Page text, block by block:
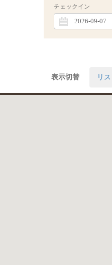
チェックイン
表示切替 リ